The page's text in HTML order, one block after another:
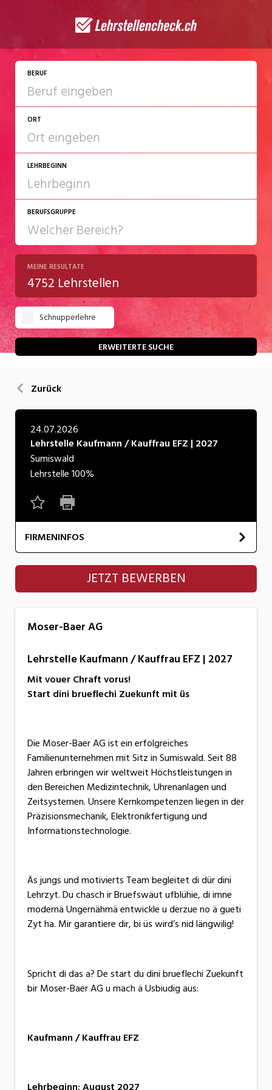
BERUF
ORT
LEHRBEGINN
2027
2028
BERUFSGRUPPE
Chemie/Pharma
Gastgewerbe
Gesundheit/Pflege/Soziales
Handwerk/Technik
Kultur
Natur
Verkehr/Logistik
Wirtschaft/Verwaltung
MEINE RESULTATE
4752 Lehrstellen
Schnupperlehre
ERWEITERTE SUCHE
Zurück
24.07.2026
Lehrstelle Kaufmann / Kauffrau EFZ | 2027
Sumiswald
Lehrstelle100%
FIRMENINFOS
Moser-Baer AG
JETZT BEWERBEN
Moser-Baer AG
Lehrstelle Kaufmann / Kauffrau EFZ | 2027
Mit vouer Chraft vorus!
Start dini brueflechi Zuekunft mit üs
Die Moser-Baer AG ist ein erfolgreiches
Familienunternehmen mit Sitz in Sumiswald. Seit 88
Jahren erbringen wir weltweit Höchstleistungen in
den Bereichen Medizintechnik, Uhrenanlagen und
Zeitsystemen. Unsere Kernkompetenzen liegen in der
Präzisionsmechanik, Elektronikfertigung und
Informationstechnologie.
Äs jungs und motivierts Team begleitet di dür dini
Lehrzyt. Du chasch ir Bruefswäut ufblühie, di imne
modernä Ungernähmä entwickle u derzue no ä gueti
Zyt ha. Mir garantiere dir, bi üs wird’s nid längwilig!
Spricht di das a? De start du dini brueflechi Zuekunft
bir Moser-Baer AG u mach ä Usbiudig aus:
Kaufmann / Kauffrau EFZ